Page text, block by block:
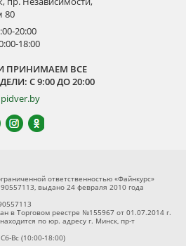
80
20:00
18:00
ПРИНИМАЕМ ВСЕ
С 9:00 ДО 20:00
ответственностью «Файнкурс»
выдано 24 февраля 2010 года
в Торговом реестре №155967 от 01.07.2014 г.
по юр. адресу г. Минск, пр-т
Вс (10:00-18:00)